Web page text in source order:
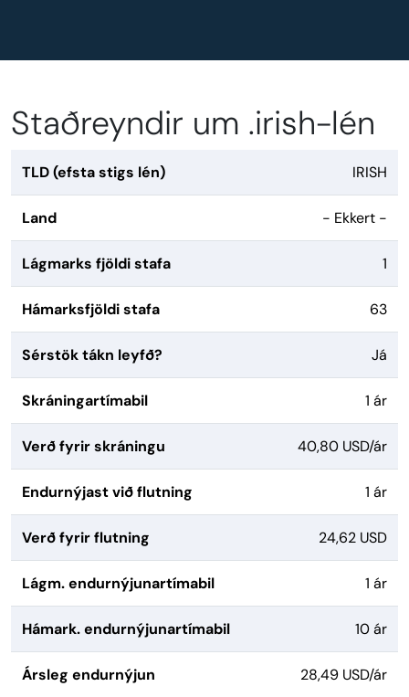
Staðreyndir um .irish-lén
TLD (efsta stigs lén) IRISH
Land - Ekkert -
Lágmarks fjöldi stafa 1
Hámarksfjöldi stafa 63
Sérstök tákn leyfð? Já
Skráningartímabil 1 ár
Verð fyrir skráningu 40,80 USD/ár
Endurnýjast við flutning 1 ár
Verð fyrir flutning 24,62 USD
Lágm. endurnýjunartímabil 1 ár
Hámark. endurnýjunartímabil 10 ár
Ársleg endurnýjun 28,49 USD/ár